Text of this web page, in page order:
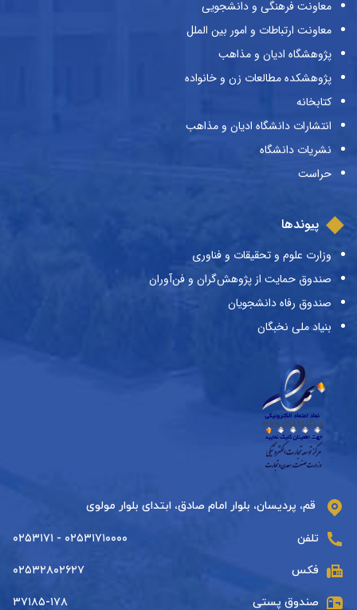
معاونت فرهنگی و دانشجویی
معاونت ارتباطات و امور بین الملل
پژوهشگاه ادیان و مذاهب
پژوهشکده مطالعات زن و خانواده
کتابخانه
انتشارات دانشگاه ادیان و مذاهب
نشریات دانشگاه
حراست
پیوندها
وزارت علوم و تحقیقات و فناوری
صندوق حمایت از پژوهش‌گران و فن‌آوران
صندوق رفاه دانشجویان
بنیاد ملی نخبگان
قم، پردیسان، بلوار امام صادق، ابتدای بلوار مولوی
تلفن ۰۲۵۳۱۷۱۰۰۰۰ - ۰۲۵۳۱۷۱
فکس ۰۲۵۳۲۸۰۲۶۲۷
صندوق پستی ۳۷۱۸۵-۱۷۸